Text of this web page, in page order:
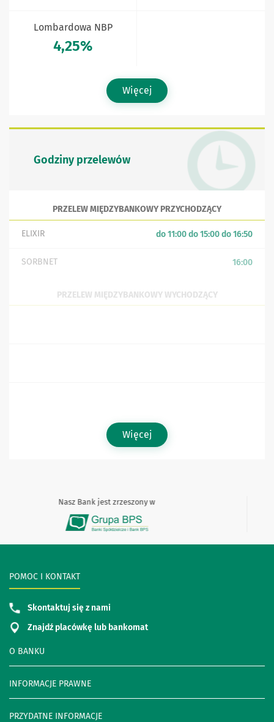
Lombardowa NBP
4,25%
Więcej
Godziny przelewów
PRZELEW MIĘDZYBANKOWY PRZYCHODZĄCY
ELIXIR do 11:00 do 15:00 do 16:50
SORBNET 16:00
PRZELEW MIĘDZYBANKOWY WYCHODZĄCY
Więcej
Nasz Bank jest zrzeszony w
O BANKU
INFORMACJE PRAWNE
PRZYDATNE INFORMACJE
POMOC I KONTAKT
Skontaktuj się z nami
Znajdź placówkę lub bankomat